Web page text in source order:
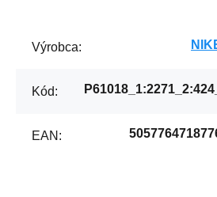
Výrobca:
Kód: P61018_1:2271_2:424_
EAN: